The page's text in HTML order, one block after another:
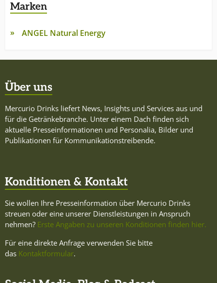
Marken
ANGEL Natural Energy
Über uns
Mercurio Drinks liefert News, Insights und Services aus und
für die Getränkebranche. Unter einem Dach finden sich
aktuelle Presseinformationen und Personalia, Bilder und
Publikationen für Kommunikationstreibende.
Konditionen & Kontakt
Sie wollen Ihre Presseinformation über Mercurio Drinks
streuen oder eine unserer Dienstleistungen in Anspruch
nehmen? Erste Angaben zu unseren Konditionen finden hier.
Für eine direkte Anfrage verwenden Sie bitte
das Kontaktformular.